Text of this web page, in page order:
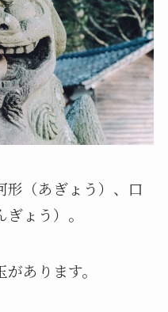
形（あぎょう）、口
ょう）。
あります。